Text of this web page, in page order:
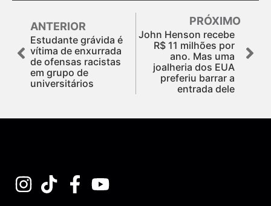
ANTERIOR
Estudante grávida é
vítima de enxurrada
de ofensas racistas
em grupo de
universitários
PRÓXIMO
John Henson recebe
R$ 11 milhões por
ano. Mas uma
joalheria dos EUA
preferiu barrar a
entrada dele